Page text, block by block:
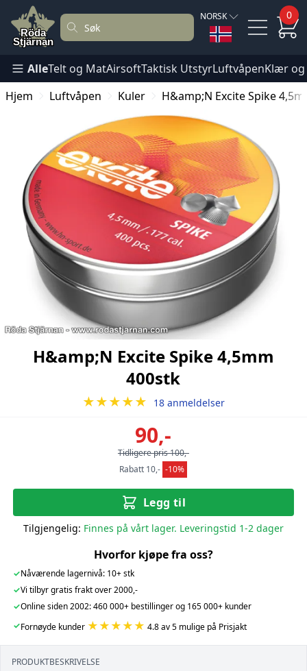
NORSK 0
AlleTelt og MatAirsoftTaktisk UtstyrLuftvåpenKlær
Hjem
Luftvåpen Kuler H&amp;N Excite Spike
H&amp;N Excite Spike 4,5mm
400stk
★★★★★ 18 anmeldelser
90,-
Tidligere pris 100,-
Rabatt 10,- -10%
Legg til
Tilgjengelig: Finnes på vårt lager. Leveringstid 1-2 dager
Hvorfor kjøpe fra oss?
✓Nåværende lagernivå: 10+ stk
✓Vi tilbyr gratis frakt over 2000,-
✓Online siden 2002: 460 000+ bestillinger og 165 000+ kunder
✓Fornøyde kunder ★★★★★ 4.8 av 5 mulige på Prisjakt
PRODUKTBESKRIVELSE